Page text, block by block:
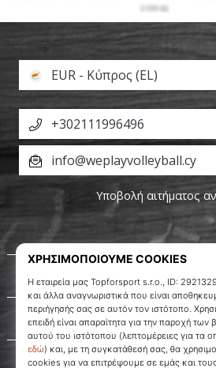
Σχετικά μ' εμάς
Εξυπηρέτηση πελατών
EUR - Κύπρος (EL)
+302111996496
info@weplayvolleyball.cy
Υποβολή αιτήματος